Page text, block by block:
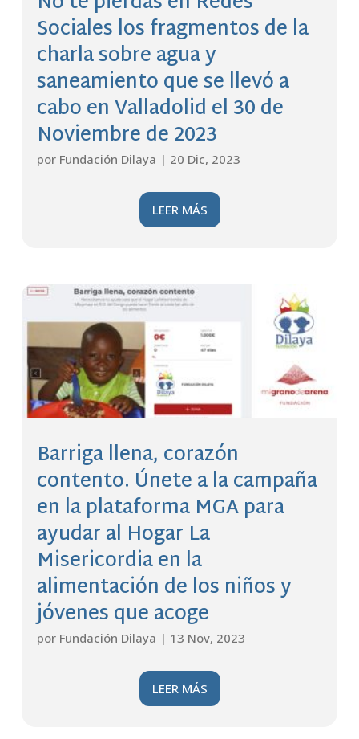
Sociales los fragmentos de la
charla sobre agua y
saneamiento que se llevó a
cabo en Valladolid el 30 de
Noviembre de 2023
por Fundación Dilaya | 20 Dic, 2023
LEER MÁS
Barriga llena, corazón
contento. Únete a la campaña
en la plataforma MGA para
ayudar al Hogar La
Misericordia en la
alimentación de los niños y
jóvenes que acoge
por Fundación Dilaya | 13 Nov, 2023
LEER MÁS